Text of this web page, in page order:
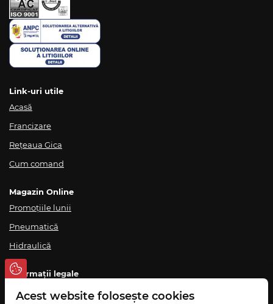
Acest website folosește cookies
Link-uri utile
Acasă
Francizare
Rețeaua Gica
Cum comand
Magazin Online
Promoțiile lunii
Pneumatică
Hidraulică
Informații legale
Termeni și condiții